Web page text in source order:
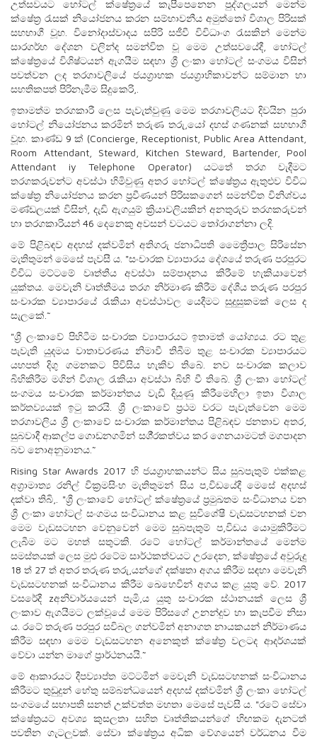
උත්සවයට හෝටල් ක්ෂේත්‍රයේ කැපීපෙනෙන පුද්ගලයන් මෙන්ම
ක්ෂේත්‍ර රැසක් නියෝජනය කරන සම්භාවනීය අමුත්තෝ විශාල පිරිසක්
සහභාගී වූහ. විනෝදාස්වාදය සපිරි සජීවී විවිධාංග රැසකින් මෙන්ම
සාරගර්භ දේශන වලින්ද සමන්විත වූ මෙම උත්සවයේදී, හෝටල්
ක්ෂේත්‍රයේ විශිෂ්ටයන් ඇගයීම සඳහා ශ්‍රී ලංකා හෝටල් සංගමය විසින්
පවත්වන ලද තරගාවලියේ ජයග්‍රාහක ජයග්‍රාහිකාවන්ට සම්මාන හා
සහතිකපත් පිරිනැමීම සිදුකෙරි‚.
ඉතාමත්ම තරගකාරී ලෙස පැවැත්වුණු මෙම තරගාවලියට දිවයින පුරා
හෝටල් නියෝජනය කරමින් තරුණ තරු‚යෝ දහස් ගණනක් සහභාගී
වූහ. කාණ්ඩ 9 ක් (Concierge, Receptionist, Public Area Attendant,
Room Attendant, Steward, Kitchen Steward, Bartender, Pool
Attendant iy Telephone Operator) යටතේ තරග වැදීමට
තරගකරුවන්ට අවස්ථා හිමිවුණු අතර හෝටල් ක්ෂේත්‍රය ඇතුළුව විවිධ
ක්ෂේත්‍ර නියෝජනය කරන ප්‍රවීණයන් පිරිසකගෙන් සමන්විත විනිශ්චය
මණ්ඩලයක් විසින්, දැඩි ඇගයුම් ක්‍රියාවලියකින් අනතුරුව තරගකරුවන්
හා තරගකාරියන් 46 දෙනෙකු අවසන් වටයට තෝරාගන්නා ලදි.
මේ පිළිබඳව අදහස් දක්වමින් අතිගරු ජනාධිපති මෛත්‍රීපාල සිරිසේන
මැතිතුමන් මෙසේ පැවසී ය. "සංචාරක ව්‍යාපාරය දේශයේ තරුණ පරපුරට
විවිධ මට්ටමේ වෘත්තීය අවස්ථා සම්පාදනය කිරීමේ හැකියාවෙන්
යුක්තය. මෙවැනි වෘත්තීමය තරග නිර්මාණ කිරීම දේශීය තරුණ පරපුර
සංචාරක ව්‍යාපාරයේ රැකියා අවස්ථාවල යෙදීමට සුදුසුකමක් ලෙස ද
සැලකේ.˜
"ශ්‍රී ලංකාවේ පිහිටීම සංචාරක ව්‍යාපාරයට ඉතාමත් යෝග්‍යය. රට තුළ
පැවැති යුදමය වාතාවරණය නිමාවී තිබීම තුළ සංචාරක ව්‍යාපාරයට
යහපත් දිගු ගමනකට පිවිසිය හැකිව තිබේ. නව සංචාරක කලාව
බිහිකිරීම මගින් විශාල රැකියා අවස්ථා බිහි වී තිබේ. ශ්‍රී ලංකා හෝටල්
සංගමය සංචාරක කර්මාන්තය වැඩි දියුණු කිරීමෙහිලා ඉතා විශාල
කර්තව්‍යයක් ඉටු කරයි. ශ්‍රී ලංකාවේ ප්‍රථම වරට පැවැත්වෙන මෙම
තරගාවලිය ශ්‍රී ලංකාවේ සංචාරක කර්මාන්තය පිළිබඳව ජනතාව අතර,
සුබවාදී ආකල්ප ගොඩනගමින් සශී්‍රකත්වය කර ගෙනයාමටත් මගපාදන
බව නොඅනුමානය.˜
Rising Star Awards 2017 හි ජයග්‍රාහකයන්ට සිය සුබපැතුම් එක්කළ
අග්‍රාමාත්‍ය රනිල් වික්‍රමසිංහ මැතිතුමන් සිය ප‚විඩයේදී මෙසේ අදහස්
දක්වා තිබි‚. "ශ්‍රී ලංකාවේ හෝටල් ක්ෂේත්‍රයේ ප්‍රමුඛතම සංවිධානය වන
ශ්‍රී ලංකා හෝටල් සංගමය සංවිධානය කළ සුවිශේෂී වැඩසටහනක් වන
මෙම වැඩසටහන වෙනුවෙන් මෙම සුබපැතුම් ප‚විඩය යොමුකිරීමට
ලැබීම මට මහත් සතුටකි. රටේ හෝටල් කර්මාන්තයේ මෙන්ම
සමස්තයක් ලෙස මුළු රටේම සාර්ථකත්වයට උරදෙන, ක්ෂේත්‍රයේ අවුරුදු
18 ත් 27 ත් අතර තරුණ තරු‚යන්ගේ දක්ෂතා අගය කිරීම සඳහා මෙවැනි
වැඩසටහනක් සංවිධානය කිරීම ඛෙහෙවින් අගය කළ යුතු වේ. 2017
වසරේදී zඅනිවාර්යයෙන් පැමි‚ය යුතු සංචාරක ස්ථානයක් ලෙස ශ්‍රී
ලංකාව ඇගයීමට ලක්වූයේ මෙම පිරිසගේ උනන්දුව හා කැපවීම නිසා
ය. රටේ තරුණ පරපුර සවිබල ගන්වමින් අනාගත නායකයන් නිර්මාණය
කිරීම සඳහා මෙම වැඩසටහන අනෙකුත් ක්ෂේත්‍ර වලටද ආදර්ශයක්
වේවා යන්න මාගේ ප්‍රාර්ථනයයි.˜
මේ ආකාරයට දීපව්‍යාප්ත මට්ටමින් මෙවැනි වැඩසටහනක් සංවිධානය
කිරීමට තුඩුදුන් හේතු සම්බන්ධයෙන් අදහස් දක්වමින් ශ්‍රී ලංකා හෝටල්
සංගමයේ සභාපති සනත් උක්වත්ත මහතා මෙසේ පැවසී ය. "රටේ සේවා
ක්ෂේත්‍රයට අවශ්‍ය කුසලතා සහිත වෘත්තිකයන්ගේ හිඟකම දැනටත්
පවතින ගැටලූවක්. සේවා ක්ෂේත්‍රය අධික වේගයෙන් වර්ධනය වීම